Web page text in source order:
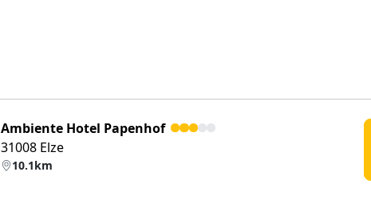
Ambiente Hotel Papenhof
31008 Elze
10.1km